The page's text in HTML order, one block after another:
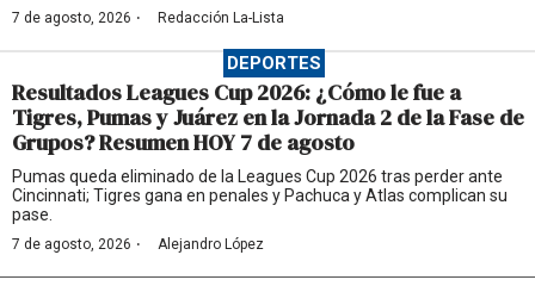
7 de agosto, 2026 · Redacción La-Lista
DEPORTES
Resultados Leagues Cup 2026: ¿Cómo le fue a
Tigres, Pumas y Juárez en la Jornada 2 de la Fase de
Grupos? Resumen HOY 7 de agosto
Pumas queda eliminado de la Leagues Cup 2026 tras perder ante
Cincinnati; Tigres gana en penales y Pachuca y Atlas complican su
pase.
7 de agosto, 2026 · Alejandro López